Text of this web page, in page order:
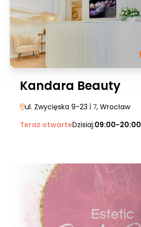
Kandara Beauty
ul. Zwycięska 9-23 | 7, Wrocław
Teraz otwarteDzisiaj:09:00-20:00